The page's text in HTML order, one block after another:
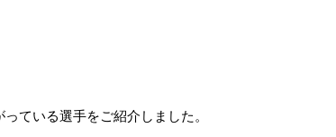
ている選手をご紹介しました。